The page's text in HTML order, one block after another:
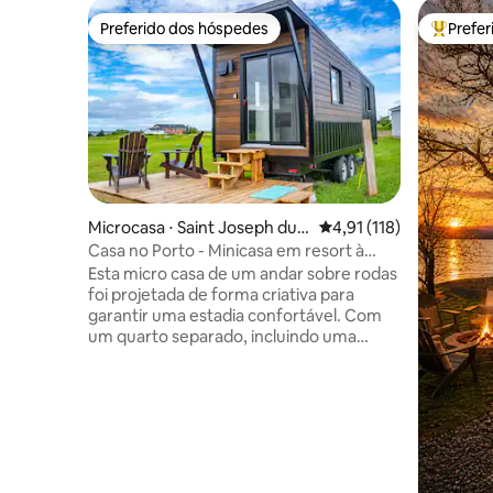
Preferido dos hóspedes
Preferido dos hóspedes
Microcasa ⋅ Saint Joseph du
Moine
4,91 de uma avaliação
4,91 (118)
Casa no Porto - Minicasa em resort à
beira-mar
Esta micro casa de um andar sobre rodas
foi projetada de forma criativa para
garantir uma estadia confortável. Com
um quarto separado, incluindo uma
Entre